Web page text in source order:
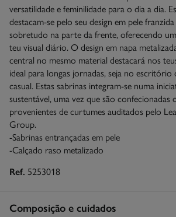
versatilidade e feminilidade para o dia a dia.
destacam-se pelo seu design em pele
sobretudo na parte da frente, oferecendo
teu visual diário. O design em napa
central no mesmo material destacará nos
ideal para longas jornadas, seja no escritório
casual. Estas sabrinas integram-se numa
sustentável, uma vez que são confecionadas
provenientes de curtumes auditados pelo
Group.
-Sabrinas entrançadas em pele
-Calçado raso metalizado
Ref. 5253018
Composição e cuidados